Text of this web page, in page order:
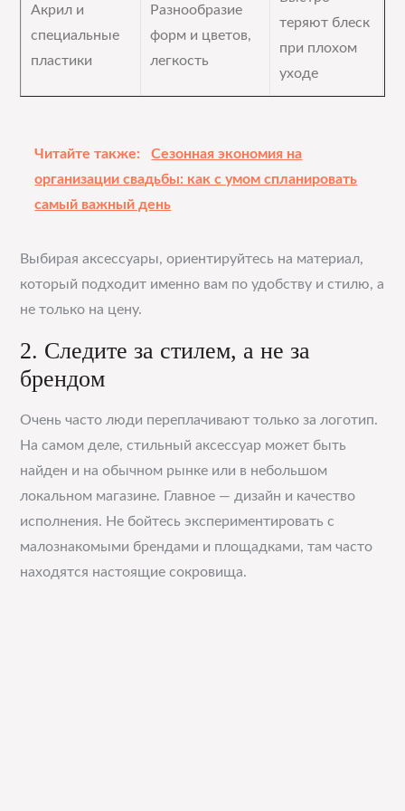
Акрил и
специальные
пластики
Разнообразие
форм и цветов,
легкость
теряют блеск
при плохом
уходе
Читайте также:
Сезонная экономия на
организации свадьбы: как с умом спланировать
самый важный день
Выбирая аксессуары, ориентируйтесь на материал,
который подходит именно вам по удобству и стилю, а
не только на цену.
2. Следите за стилем, а не за
брендом
Очень часто люди переплачивают только за логотип.
На самом деле, стильный аксессуар может быть
найден и на обычном рынке или в небольшом
локальном магазине. Главное — дизайн и качество
исполнения. Не бойтесь экспериментировать с
малознакомыми брендами и площадками, там часто
находятся настоящие сокровища.